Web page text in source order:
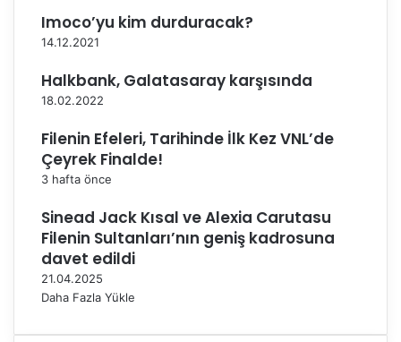
r
Imoco’yu kim durduracak?
14.12.2021
Halkbank, Galatasaray karşısında
18.02.2022
Filenin Efeleri, Tarihinde İlk Kez VNL’de
Çeyrek Finalde!
3 hafta önce
Sinead Jack Kısal ve Alexia Carutasu
Filenin Sultanları’nın geniş kadrosuna
davet edildi
21.04.2025
Daha Fazla Yükle